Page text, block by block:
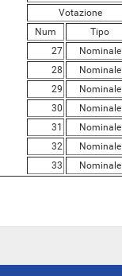
Votazione
Num
Tipo
27
Nominale
28
Nominale
29
Nominale
30
Nominale
31
Nominale
32
Nominale
33
Nominale